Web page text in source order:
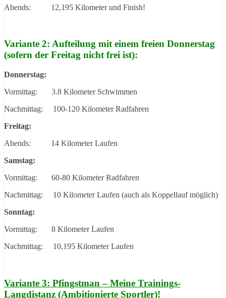
Abends: 12,195 Kilometer und Finish!
Variante 2: Aufteilung mit einem freien Donnerstag
(sofern der Freitag nicht frei ist):
Donnerstag:
Vormittag: 3.8 Kilometer Schwimmen
Nachmittag: 100-120 Kilometer Radfahren
Freitag:
Abends: 14 Kilometer Laufen
Samstag:
Vormittag: 60-80 Kilometer Radfahren
Nachmittag: 10 Kilometer Laufen (auch als Koppellauf möglich)
Sonntag:
Vormittag: 8 Kilometer Laufen
Nachmittag: 10,195 Kilometer Laufen
Variante 3: Pfingstman – Meine Trainings-
Langdistanz (Ambitionierte Sportler)!